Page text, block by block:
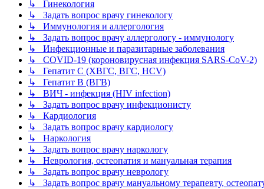
↳ Гинекология
↳ Задать вопрос врачу гинекологу
↳ Иммунология и аллергология
↳ Задать вопрос врачу аллергологу - иммунологу
↳ Инфекционные и паразитарные заболевания
↳ COVID-19 (короновирусная инфекция SARS-CoV-2)
↳ Гепатит C (ХВГС, ВГС, HCV)
↳ Гепатит B (ВГВ)
↳ ВИЧ - инфекция (HIV infection)
↳ Задать вопрос врачу инфекционисту
↳ Кардиология
↳ Задать вопрос врачу кардиологу
↳ Наркология
↳ Задать вопрос врачу наркологу
↳ Неврология, остеопатия и мануальная терапия
↳ Задать вопрос врачу неврологу
↳ Задать вопрос врачу мануальному терапевту,